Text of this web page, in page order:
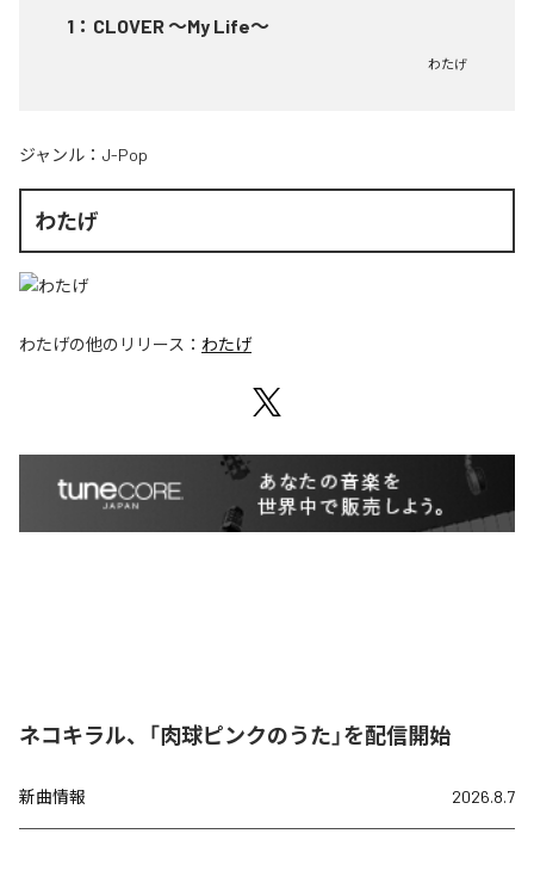
1 ： CLOVER ～My Life～
わたげ
ジャンル： J-Pop
わたげ
わたげの他のリリース： わたげ
ネコキラル、「肉球ピンクのうた」を配信開始
新曲情報 2026.8.7